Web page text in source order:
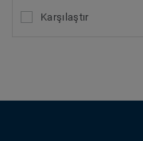
Karşılaştır